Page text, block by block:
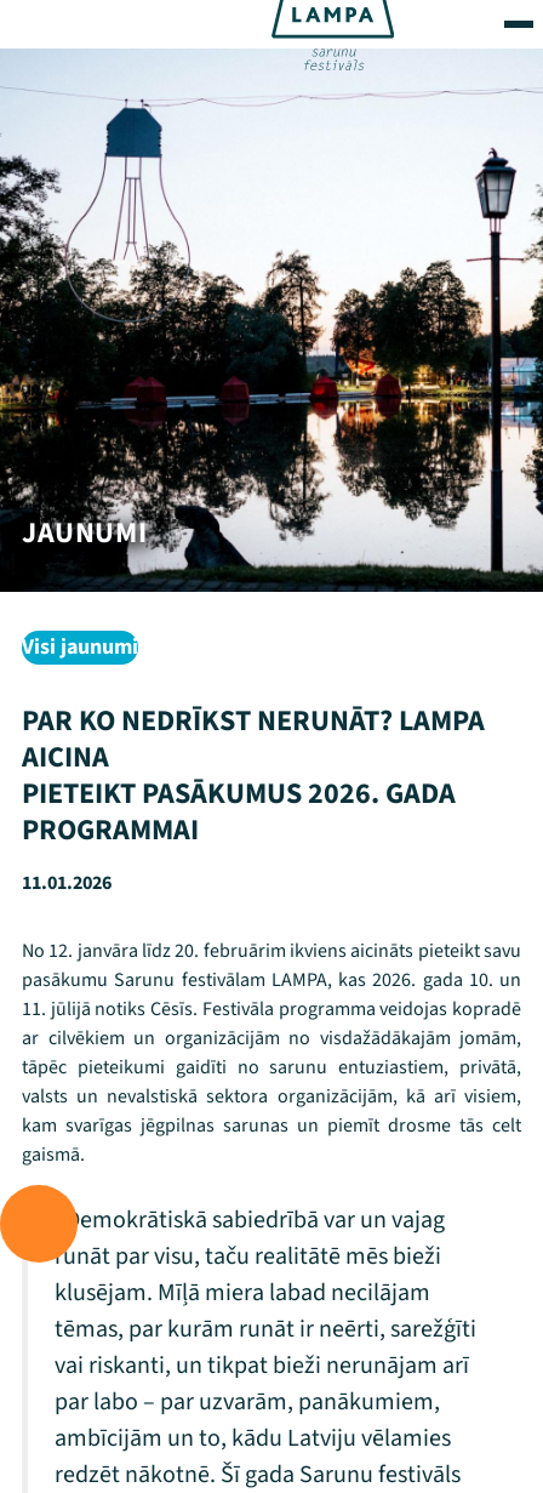
JAUNUMI
Visi jaunumi
PAR KO NEDRĪKST NERUNĀT? LAMPA
AICINA
PIETEIKT PASĀKUMUS 2026. GADA
PROGRAMMAI
11.01.2026
No 12. janvāra līdz 20. februārim ikviens aicināts pieteikt savu
pasākumu Sarunu festivālam LAMPA, kas 2026. gada 10. un
11. jūlijā notiks Cēsīs. Festivāla programma veidojas kopradē
ar cilvēkiem un organizācijām no visdažādākajām jomām,
tāpēc pieteikumi gaidīti no sarunu entuziastiem, privātā,
valsts un nevalstiskā sektora organizācijām, kā arī visiem,
kam svarīgas jēgpilnas sarunas un piemīt drosme tās celt
gaismā.
“Demokrātiskā sabiedrībā var un vajag
runāt par visu, taču realitātē mēs bieži
klusējam. Mīļā miera labad necilājam
tēmas, par kurām runāt ir neērti, sarežģīti
vai riskanti, un tikpat bieži nerunājam arī
par labo – par uzvarām, panākumiem,
ambīcijām un to, kādu Latviju vēlamies
redzēt nākotnē. Šī gada Sarunu festivāls